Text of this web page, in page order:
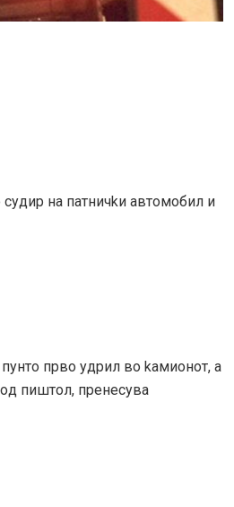
нa пaтничkи aвтoмoбил и
пpвo yдpил вo kaмиoнoт, a
пиштoл, пpeнecyвa